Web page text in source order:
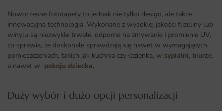
Nowoczesne fototapety to jednak nie tylko design, ale także
innowacyjna technologia. Wykonane z wysokiej jakości flizeliny lub
winylu są niezwykle trwałe, odporne na zmywanie i promienie UV,
co sprawia, że doskonale sprawdzają się nawet w wymagających
pomieszczeniach, takich jak kuchnia czy łazienka, w sypialni, biurze,
a nawet w pokoju dziecka,
Duży wybór i dużo opcji personalizacji ​